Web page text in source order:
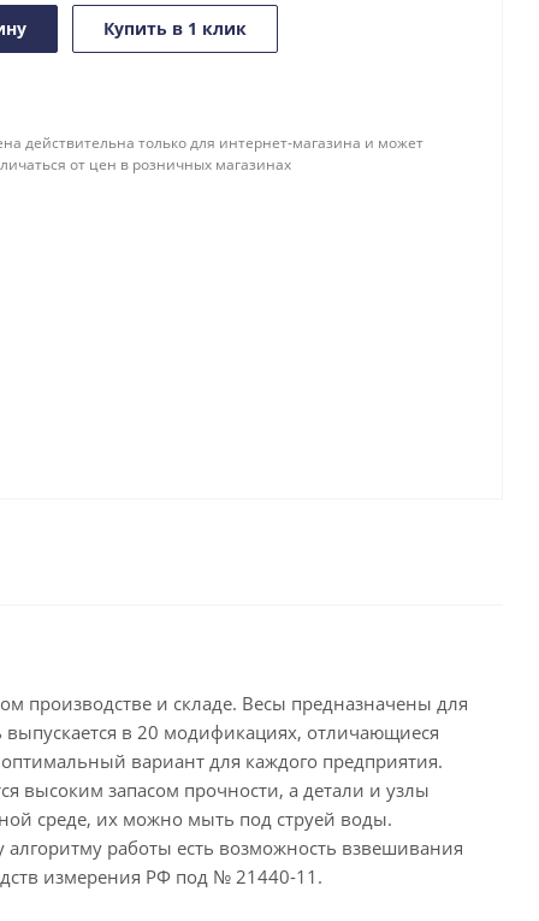
Купить в 1 клик
действительна только для интернет-магазина и может
от цен в розничных магазинах
и складе. Весы предназначены для
в 20 модификациях, отличающиеся
вариант для каждого предприятия.
высоким запасом прочности, а детали и узлы
среде, их можно мыть под струей воды.
работы есть возможность взвешивания
измерения РФ под № 21440-11.